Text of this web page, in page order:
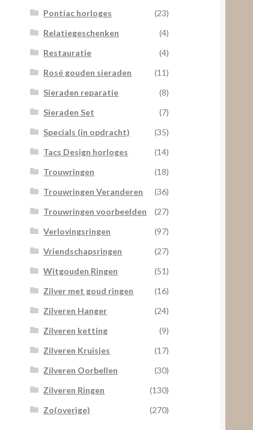
Pontiac horloges
(23)
Relatiegeschenken
(4)
Restauratie
(4)
Rosé gouden sieraden
(11)
Sieraden reparatie
(8)
Sieraden Set
(7)
Specials (in opdracht)
(35)
Tacs Design horloges
(14)
Trouwringen
(18)
Trouwringen Veranderen
(36)
Trouwringen voorbeelden
(27)
Verlovingsringen
(97)
Vriendschapsringen
(27)
Witgouden Ringen
(51)
Zilver met goud ringen
(16)
Zilveren Hanger
(24)
Zilveren ketting
(9)
Zilveren Kruisjes
(17)
Zilveren Oorbellen
(30)
Zilveren Ringen
(130)
Zo(overige)
(270)